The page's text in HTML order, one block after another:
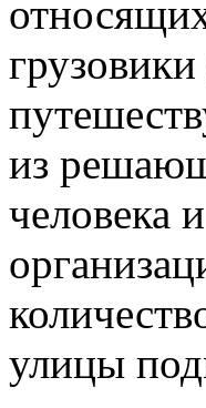
из
человека
улицы